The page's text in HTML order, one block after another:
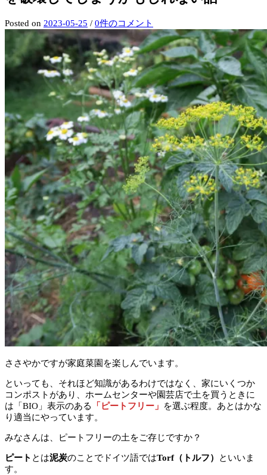
Posted on 2023-05-25 / 0件のコメント
ささやかですが家庭菜園を楽しんでいます。
といっても、それほど知識があるわけではなく、家にいくつか
コンポストがあり、ホームセンターや園芸店で土を買うときに
は「BIO」表示のある
「ピートフリー」
を選ぶ程度。あとはかな
り適当にやっています。
みなさんは、ピートフリーの土をご存じですか？
ピート とは泥炭のことでドイツ語ではTorf（トルフ）
といいま
す。